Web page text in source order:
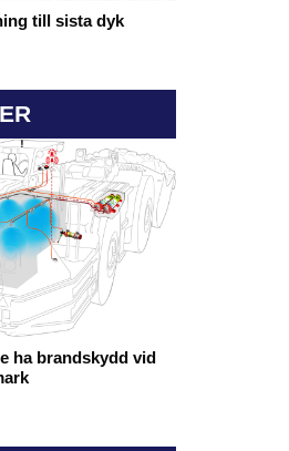
till sista dyk
ha brandskydd vid